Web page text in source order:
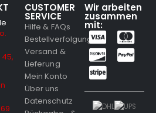
CUSTOMER
SERVICE
Hilfe & FAQs
Bestellverfolgung
Versand &
Lieferung
Mein Konto
Über uns
Datenschutz
Wir arbeiten
zusammen
mit: